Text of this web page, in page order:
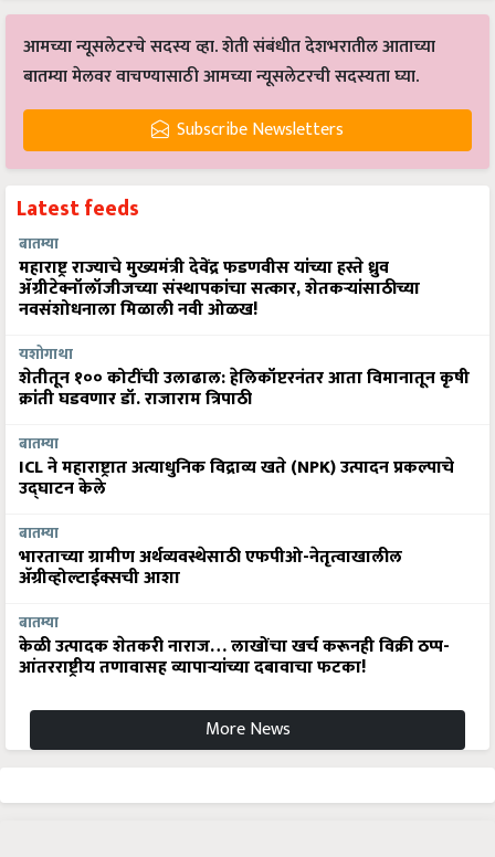
आमच्या न्यूसलेटरचे सदस्य व्हा. शेती संबंधीत देशभरातील आताच्या
बातम्या मेलवर वाचण्यासाठी आमच्या न्यूसलेटरची सदस्यता घ्या.
Subscribe Newsletters
Latest feeds
बातम्या
महाराष्ट्र राज्याचे मुख्यमंत्री देवेंद्र फडणवीस यांच्या हस्ते ध्रुव
ॲग्रीटेक्नॉलॉजीजच्या संस्थापकांचा सत्कार, शेतकऱ्यांसाठीच्या
नवसंशोधनाला मिळाली नवी ओळख!
यशोगाथा
शेतीतून १०० कोटींची उलाढाल: हेलिकॉप्टरनंतर आता विमानातून कृषी
क्रांती घडवणार डॉ. राजाराम त्रिपाठी
बातम्या
ICL ने महाराष्ट्रात अत्याधुनिक विद्राव्य खते (NPK) उत्पादन प्रकल्पाचे
उद्घाटन केले
बातम्या
भारताच्या ग्रामीण अर्थव्यवस्थेसाठी एफपीओ-नेतृत्वाखालील
अ‍ॅग्रीव्होल्टाईक्सची आशा
बातम्या
केळी उत्पादक शेतकरी नाराज… लाखोंचा खर्च करूनही विक्री ठप्प-
आंतरराष्ट्रीय तणावासह व्यापाऱ्यांच्या दबावाचा फटका!
More News